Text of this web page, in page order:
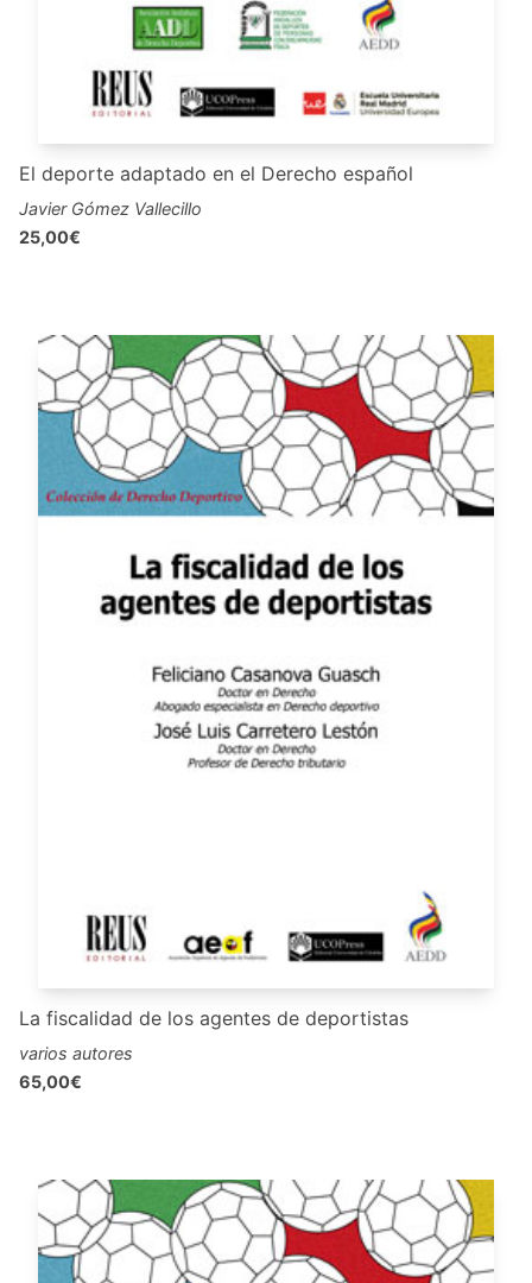
El deporte adaptado en el Derecho español
Javier Gómez Vallecillo
25,00€
La fiscalidad de los agentes de deportistas
varios autores
65,00€